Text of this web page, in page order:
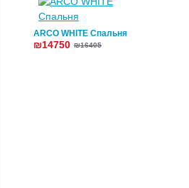
ARCO WHITE Спальня
₪14750 ₪16405